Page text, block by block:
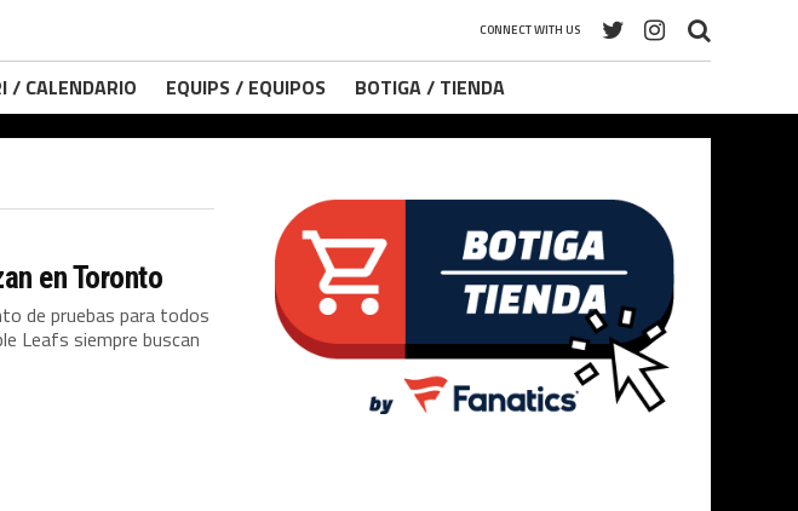
CONNECT WITH US
/ CALENDARIO EQUIPS / EQUIPOS BOTIGA / TIENDA
en Toronto
de pruebas para todos
Leafs siempre buscan